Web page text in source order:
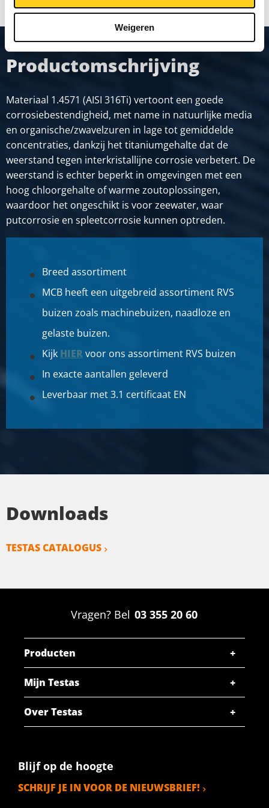
Weigeren
Productomschrijving
Materiaal 1.4571 (AISI 316Ti) vertoont een goede
corrosiebestendigheid, met name in natuurlijke media
en organische/zwavelzuren in lage tot gemiddelde
concentraties, dankzij het titaniumgehalte dat de
weerstand tegen interkristallijne corrosie verbetert. De
weerstand is echter beperkt in omgevingen met een
hoog chloorgehalte of warme zoutoplossingen,
waardoor het ongeschikt is voor zeewater, waar
putcorrosie en spleetcorrosie kunnen optreden.
Breed assortiment
MCB heeft een uitgebreid assortiment RVS
buizen zoals machinebuizen, naadloze en
gelaste buizen.
Kijk HIERvoor ons assortiment RVS buizen
In exacte aantallen geleverd
Leverbaar met 3.1 certificaat EN
Downloads
TESTAS CATALOGUS
Vragen? Bel 03 355 20 60
Producten
Mijn Testas
Over Testas
Blijf op de hoogte
SCHRIJF JE IN VOOR DE NIEUWSBRIEF!